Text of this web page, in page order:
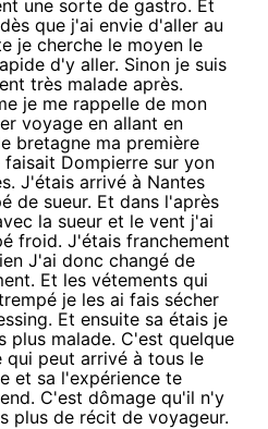
une sorte de gastro. Et
que j'ai envie d'aller au
je cherche le moyen le
d'y aller. Sinon je suis
très malade après.
je me rappelle de mon
voyage en allant en
bretagne ma première
faisait Dompierre sur yon
J'étais arrivé à Nantes
de sueur. Et dans l'après
la sueur et le vent j'ai
froid. J'étais franchement
J'ai donc changé de
Et les vétements qui
je les ai fais sécher
Et ensuite sa étais je
plus malade. C'est quelque
qui peut arrivé à tous le
et sa l'expérience te
C'est dômage qu'il n'y
plus de récit de voyageur.